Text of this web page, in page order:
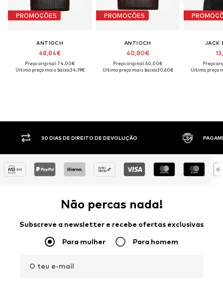
PROMOÇÕES
ANTIOCH
48,84€
Preço original: 74,00€
Último preço mais baixo:34,19€
PROMOÇÕES
ANTIOCH
40,80€
Preço original: 60,00€
Último preço mais baixo:30,60€
JACK
Preço
Último preço
30 DIAS DE DIREITO DE DEVOLUÇÃO
Não percas nada!
Subscreve a newsletter e recebe ofertas exclusivas
Para mulher Para homem
O teu e-mail